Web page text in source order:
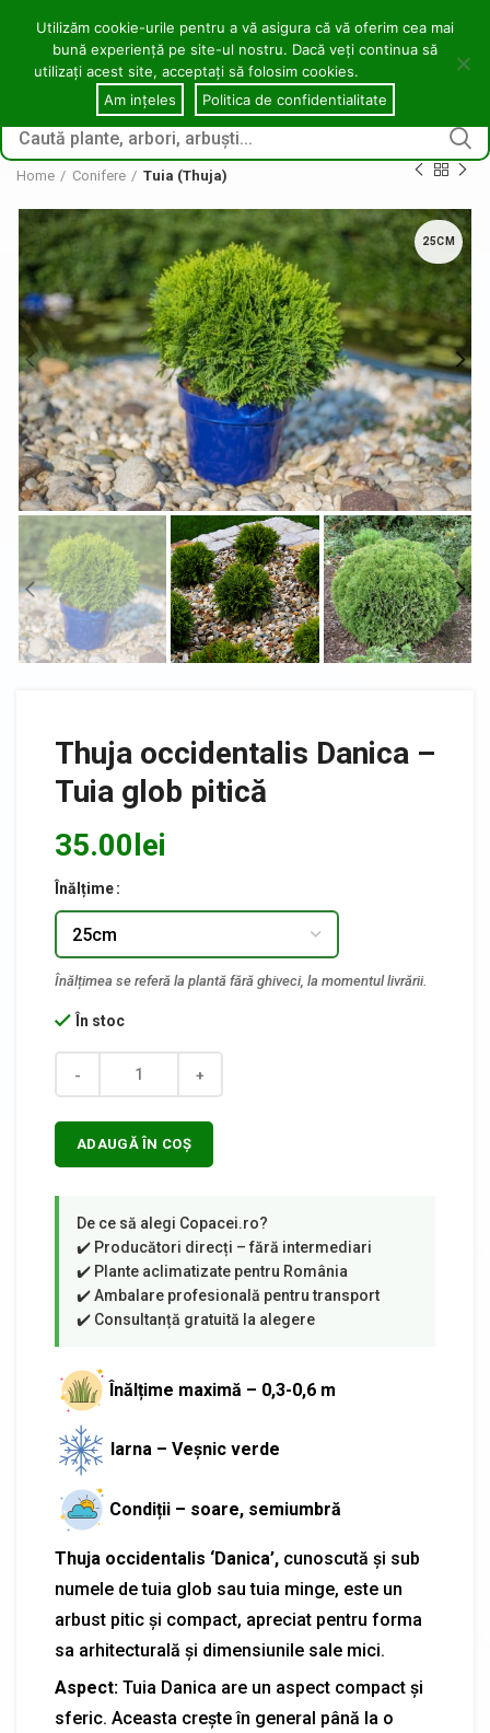
contact@copacei.ro 0746 772 559 Aleea Freziilor, Zalău
0 CONECTARE /
Home Conifere Tuia (Thuja)
25CM
Thuja occidentalis Danica –
Tuia glob pitică
35.00 lei
Înălțime
În stoc
ADAUGĂ ÎN COȘ
Înălțime maximă – 0,3-0,6 m
Iarna – Veșnic verde
Condiții – soare, semiumbră
Thuja occidentalis ‘Danica’, cunoscută și sub
numele de tuia glob sau tuia minge, este un
arbust pitic și compact, apreciat pentru forma
sa arhitecturală și dimensiunile sale mici.
Aspect: Tuia Danica are un aspect compact și
sferic. Aceasta crește în general până la o
Utilizăm cookie-urile pentru a vă asigura că vă oferim cea mai
bună experiență pe site-ul nostru. Dacă veți continua să
utilizați acest site, acceptați să folosim cookies.
Am ințeles
Politica de confidentialitate